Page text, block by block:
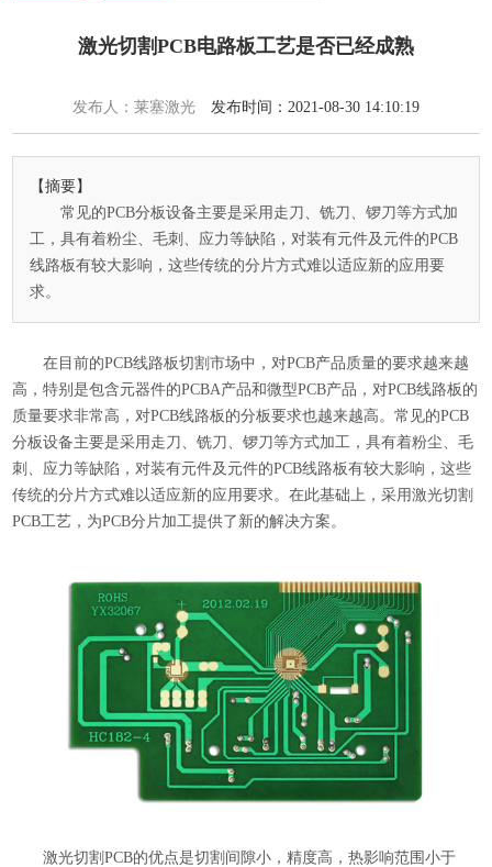
激光切割PCB电路板工艺是否已经成熟
发布人：莱塞激光 发布时间：2021-08-30 14:10:19
【摘要】
常见的PCB分板设备主要是采用走刀、铣刀、锣刀等方式加
工，具有着粉尘、毛刺、应力等缺陷，对装有元件及元件的PCB
线路板有较大影响，这些传统的分片方式难以适应新的应用要
求。
在目前的PCB线路板切割市场中，对PCB产品质量的要求越来越
高，特别是包含元器件的PCBA产品和微型PCB产品，对PCB线路板的
质量要求非常高，对PCB线路板的分板要求也越来越高。常见的PCB
分板设备主要是采用走刀、铣刀、锣刀等方式加工，具有着粉尘、毛
刺、应力等缺陷，对装有元件及元件的PCB线路板有较大影响，这些
传统的分片方式难以适应新的应用要求。在此基础上，采用激光切割
PCB工艺 ，为PCB分片加工提供了新的解决方案。
激光切割PCB的优点是切割间隙小，精度高，热影响范围小于